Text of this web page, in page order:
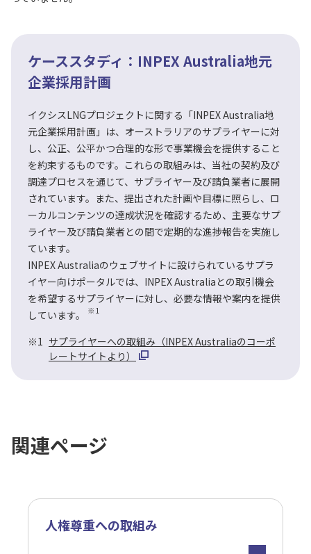
ケーススタディ：INPEX Australia地元
企業採用計画
イクシスLNGプロジェクトに関する「INPEX Australia地
元企業採用計画」は、オーストラリアのサプライヤーに対
し、公正、公平かつ合理的な形で事業機会を提供すること
を約束するものです。これらの取組みは、当社の契約及び
調達プロセスを通じて、サプライヤー及び請負業者に展開
されています。また、提出された計画や目標に照らし、ロ
ーカルコンテンツの達成状況を確認するため、主要なサプ
ライヤー及び請負業者との間で定期的な進捗報告を実施し
ています。
INPEX Australiaのウェブサイトに設けられているサプラ
イヤー向けポータルでは、INPEX Australiaとの取引機会
を希望するサプライヤーに対し、必要な情報や案内を提供
しています。
※1
※1 サプライヤーへの取組み（INPEX Australiaのコーポ
レートサイトより）
関連ページ
人権尊重への取組み